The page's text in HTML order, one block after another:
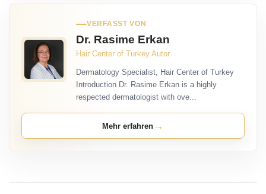
VERFASST VON
Dr. Rasime Erkan
Hair Center of Turkey Autor
Dermatology Specialist, Hair Center of Turkey
Introduction Dr. Rasime Erkan is a highly
respected dermatologist with ove...
Mehr erfahren →